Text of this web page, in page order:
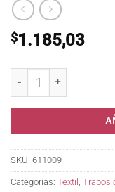
$1.185,03
SKU: 611009
Categorías: Textil , Trapos